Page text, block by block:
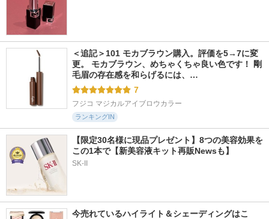
＜追記＞101 モカブラウン購入。評価を5→7に変
更。 モカブラウン、めちゃくちゃ良い色です！ 剛
毛眉の存在感を和らげるには、…
7
フジコ マジカルアイブロウカラー
ランキングIN
【限定30名様に現品プレゼント】8つの美容効果を
この1本で【新美容液キット再販Newsも】
SK-II
今売れているハイライト＆シェーディングはこ